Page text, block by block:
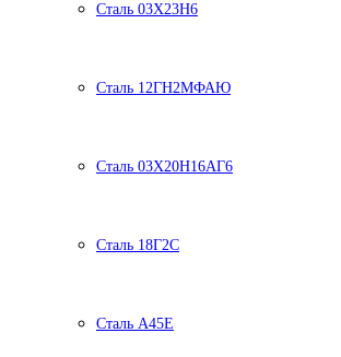
Сталь 03Х23Н6
Сталь 12ГН2МФАЮ
Сталь 03Х20Н16АГ6
Сталь 18Г2С
Сталь А45Е